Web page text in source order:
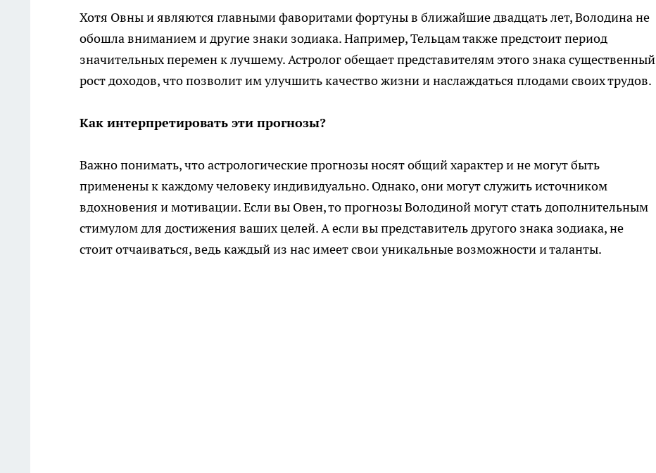
Хотя Овны и являются главными фаворитами фортуны в ближайшие двадцать лет, Володина не
обошла вниманием и другие знаки зодиака. Например, Тельцам также предстоит период
значительных перемен к лучшему. Астролог обещает представителям этого знака существенный
рост доходов, что позволит им улучшить качество жизни и наслаждаться плодами своих трудов.
Как интерпретировать эти прогнозы?
Важно понимать, что астрологические прогнозы носят общий характер и не могут быть
применены к каждому человеку индивидуально. Однако, они могут служить источником
вдохновения и мотивации. Если вы Овен, то прогнозы Володиной могут стать дополнительным
стимулом для достижения ваших целей. А если вы представитель другого знака зодиака, не
стоит отчаиваться, ведь каждый из нас имеет свои уникальные возможности и таланты.